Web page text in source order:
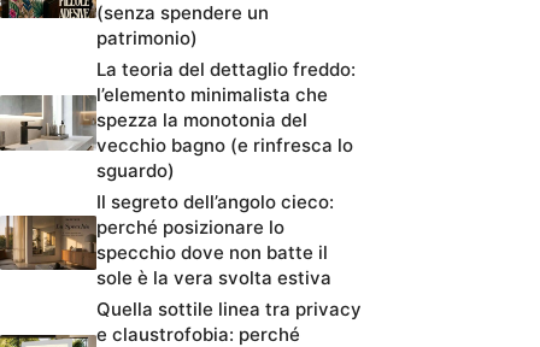
(senza spendere un
patrimonio)
La teoria del dettaglio freddo:
l’elemento minimalista che
spezza la monotonia del
vecchio bagno (e rinfresca lo
sguardo)
Il segreto dell’angolo cieco:
perché posizionare lo
specchio dove non batte il
sole è la vera svolta estiva
Quella sottile linea tra privacy
e claustrofobia: perché